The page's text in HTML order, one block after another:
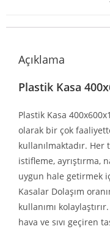
Açıklama
Plastik Kasa
Plastik Kasa
olarak bir çok
kullanılmaktadır. Her
istifleme, ayrıştırma,
uygun hale getirmek
Kasalar Dolaşım
kullanımı
hava ve sıvı geçiren